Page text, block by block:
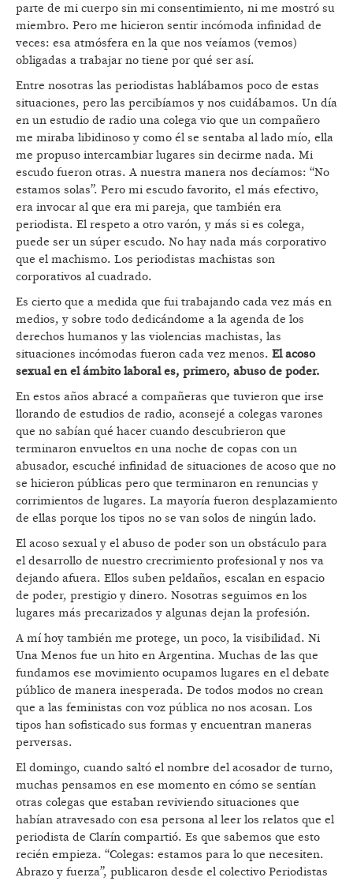
parte de mi cuerpo sin mi consentimiento, ni me mostró su
miembro. Pero me hicieron sentir incómoda infinidad de
veces: esa atmósfera en la que nos veíamos (vemos)
obligadas a trabajar no tiene por qué ser así.
Entre nosotras las periodistas hablábamos poco de estas
situaciones, pero las percibíamos y nos cuidábamos. Un día
en un estudio de radio una colega vio que un compañero
me miraba libidinoso y como él se sentaba al lado mío, ella
me propuso intercambiar lugares sin decirme nada. Mi
escudo fueron otras. A nuestra manera nos decíamos: “No
estamos solas”. Pero mi escudo favorito, el más efectivo,
era invocar al que era mi pareja, que también era
periodista. El respeto a otro varón, y más si es colega,
puede ser un súper escudo. No hay nada más corporativo
que el machismo. Los periodistas machistas son
corporativos al cuadrado.
Es cierto que a medida que fui trabajando cada vez más en
medios, y sobre todo dedicándome a la agenda de los
derechos humanos y las violencias machistas, las
situaciones incómodas fueron cada vez menos. El acoso
sexual en el ámbito laboral es, primero, abuso de poder.
En estos años abracé a compañeras que tuvieron que irse
llorando de estudios de radio, aconsejé a colegas varones
que no sabían qué hacer cuando descubrieron que
terminaron envueltos en una noche de copas con un
abusador, escuché infinidad de situaciones de acoso que no
se hicieron públicas pero que terminaron en renuncias y
corrimientos de lugares. La mayoría fueron desplazamiento
de ellas porque los tipos no se van solos de ningún lado.
El acoso sexual y el abuso de poder son un obstáculo para
el desarrollo de nuestro crecrimiento profesional y nos va
dejando afuera. Ellos suben peldaños, escalan en espacio
de poder, prestigio y dinero. Nosotras seguimos en los
lugares más precarizados y algunas dejan la profesión.
A mí hoy también me protege, un poco, la visibilidad. Ni
Una Menos fue un hito en Argentina. Muchas de las que
fundamos ese movimiento ocupamos lugares en el debate
público de manera inesperada. De todos modos no crean
que a las feministas con voz pública no nos acosan. Los
tipos han sofisticado sus formas y encuentran maneras
perversas.
El domingo, cuando saltó el nombre del acosador de turno,
muchas pensamos en ese momento en cómo se sentían
otras colegas que estaban reviviendo situaciones que
habían atravesado con esa persona al leer los relatos que el
periodista de Clarín compartió. Es que sabemos que esto
recién empieza. “Colegas: estamos para lo que necesiten.
Abrazo y fuerza”, publicaron desde el colectivo Periodistas